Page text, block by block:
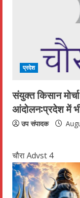
प्रदेश
संयुक्त किसान
आंदोलन:प्रदेश में
उप संपादक
चौरा Advst 4